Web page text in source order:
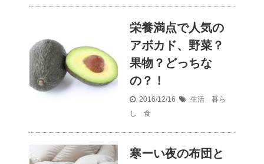
栄養満点で人気の
アボカド、野菜？
果物？どっちな
の？！
2016/12/16
生活 暮ら
し 食
寒ーい夜の布団と